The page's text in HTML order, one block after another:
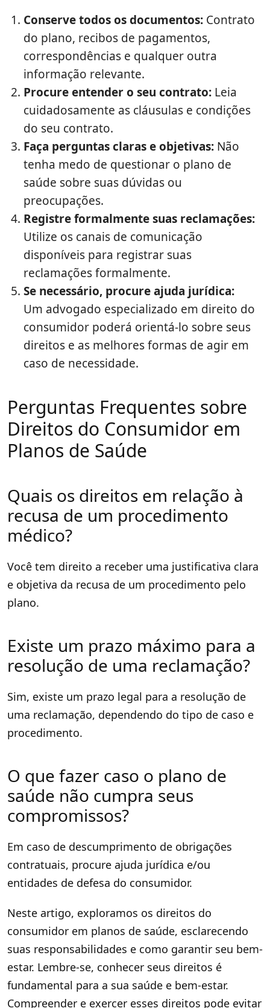
Conserve todos os documentos: Contrato
do plano, recibos de pagamentos,
correspondências e qualquer outra
informação relevante.
Procure entender o seu contrato: Leia
cuidadosamente as cláusulas e condições
do seu contrato.
Faça perguntas claras e objetivas: Não
tenha medo de questionar o plano de
saúde sobre suas dúvidas ou
preocupações.
Registre formalmente suas reclamações:
Utilize os canais de comunicação
disponíveis para registrar suas
reclamações formalmente.
Se necessário, procure ajuda jurídica:
Um advogado especializado em direito do
consumidor poderá orientá-lo sobre seus
direitos e as melhores formas de agir em
caso de necessidade.
Perguntas Frequentes sobre
Direitos do Consumidor em
Planos de Saúde
Quais os direitos em relação à
recusa de um procedimento
médico?
Você tem direito a receber uma justificativa clara
e objetiva da recusa de um procedimento pelo
plano.
Existe um prazo máximo para a
resolução de uma reclamação?
Sim, existe um prazo legal para a resolução de
uma reclamação, dependendo do tipo de caso e
procedimento.
O que fazer caso o plano de
saúde não cumpra seus
compromissos?
Em caso de descumprimento de obrigações
contratuais, procure ajuda jurídica e/ou
entidades de defesa do consumidor.
Neste artigo, exploramos os direitos do
consumidor em planos de saúde, esclarecendo
suas responsabilidades e como garantir seu bem-
estar. Lembre-se, conhecer seus direitos é
fundamental para a sua saúde e bem-estar.
Compreender e exercer esses direitos pode evitar